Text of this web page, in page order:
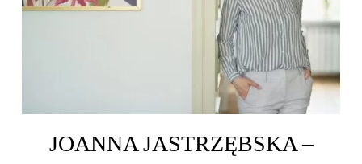
JOANNA JASTRZĘBSKA –